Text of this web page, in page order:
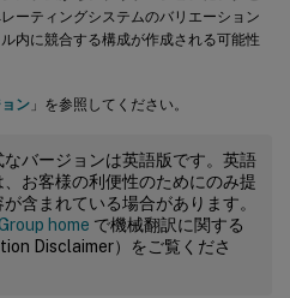
ーティングシステムのバリエーション
内に競合する構成が作成される可能性
ン 」を参照してください。
バージョンは英語版です。英語
お客様の利便性のためにのみ提
含まれている場合があります。
home で機械翻訳に関する
Disclaimer）をご覧くださ